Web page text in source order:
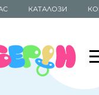
КАТАЛОЗИ